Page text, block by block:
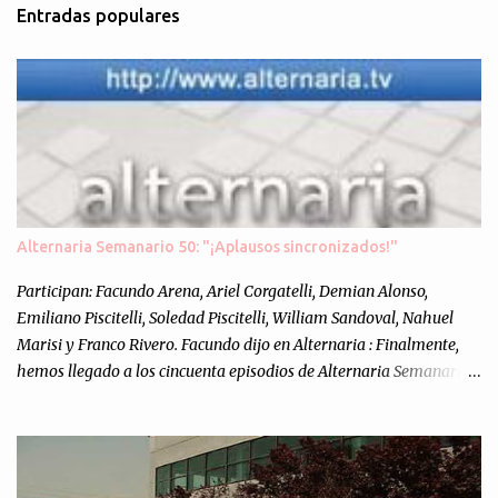
e
n
t
o
s
Entradas populares
Alternaria Semanario 50: "¡Aplausos sincronizados!"
Participan: Facundo Arena, Ariel Corgatelli, Demian Alonso,
Emiliano Piscitelli, Soledad Piscitelli, William Sandoval, Nahuel
Marisi y Franco Rivero. Facundo dijo en Alternaria : Finalmente,
hemos llegado a los cincuenta episodios de Alternaria Semanario.
nuestra propia óptica: un punto de vista independiente e
informal.Para festejarlo, se nos ocurrió que estemos todos juntos; y